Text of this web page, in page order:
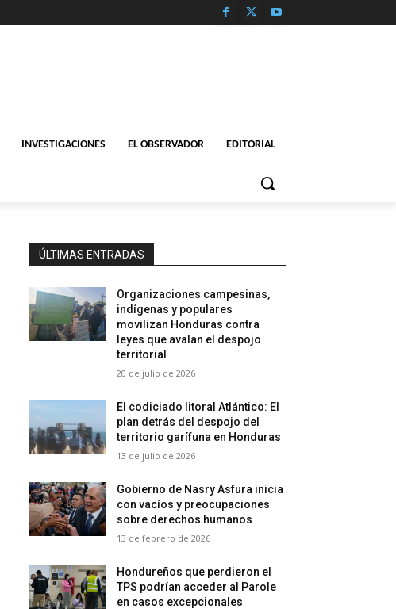
INVESTIGACIONES EL OBSERVADOR EDITORIAL
ÚLTIMAS ENTRADAS
Organizaciones campesinas,
indígenas y populares
movilizan Honduras contra
leyes que avalan el despojo
territorial
20 de julio de 2026
El codiciado litoral Atlántico: El
plan detrás del despojo del
territorio garífuna en Honduras
13 de julio de 2026
Gobierno de Nasry Asfura inicia
con vacíos y preocupaciones
sobre derechos humanos
13 de febrero de 2026
Hondureños que perdieron el
TPS podrían acceder al Parole
en casos excepcionales